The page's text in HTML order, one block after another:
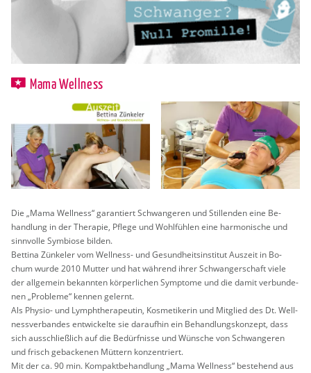
Mama Wellness
Die „Mama Well­ness“ ga­ran­tiert Schwan­ge­ren und Stil­len­den eine Be­
hand­lung in der The­ra­pie, Pfle­ge und Wohl­füh­len eine har­mo­ni­sche und
sinn­vol­le Sym­bio­se bil­den.
Bet­ti­na Zün­keler vom Well­ness- und Ge­sund­heits­in­sti­tut Aus­zeit in Bo­
chum wurde 2010 Mut­ter und hat wäh­rend ihrer Schwan­ger­schaft viele
der all­ge­mein be­kann­ten kör­per­li­chen Sym­pto­me und die damit ver­bun­de­
nen „Pro­ble­me“ ken­nen ge­lernt.
Als Phy­sio- und Lymph­the­ra­peu­tin, Kos­me­ti­ke­rin und Mit­glied des Dt. Well­
ness­ver­ban­des ent­wi­ckel­te sie dar­auf­hin ein Be­hand­lungs­kon­zept, dass
sich aus­schlie­ß­lich auf die Be­dürf­nis­se und Wün­sche von Schwan­ge­ren
und frisch ge­ba­cke­nen Müt­tern kon­zen­triert.
Mit der ca. 90 min. Kom­pakt­be­hand­lung „Mama Well­ness“ be­stehend aus